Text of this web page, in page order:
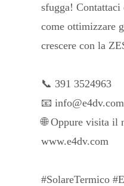
sfugga! Contattaci
come ottimizzare
crescere con la
📞 391 3524963
📧 info@e4dv.com
🌐 Oppure visita il
www.e4dv.com
#SolareTermico